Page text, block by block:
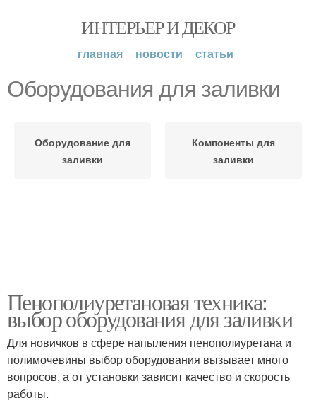
ИНТЕРЬЕР И ДЕКОР
главная новости статьи
Оборудования для заливки
Оборудование для
заливки
Компоненты для
заливки
Пенополиуретановая техника:
выбор оборудования для заливки
Для новичков в сфере напыления пенополиуретана и
полимочевины выбор оборудования вызывает много
вопросов, а от установки зависит качество и скорость
работы.